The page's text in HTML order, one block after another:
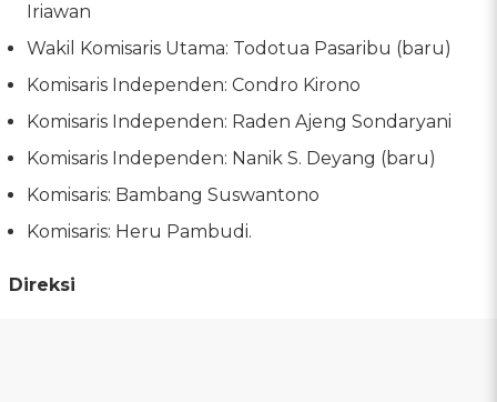
Iriawan
Wakil Komisaris Utama: Todotua Pasaribu (baru)
Komisaris Independen: Condro Kirono
Komisaris Independen: Raden Ajeng Sondaryani
Komisaris Independen: Nanik S. Deyang (baru)
Komisaris: Bambang Suswantono
Komisaris: Heru Pambudi.
Direksi